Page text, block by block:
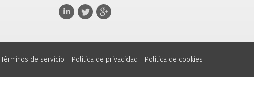
Términos de servicio Política de privacidad Política de cookies